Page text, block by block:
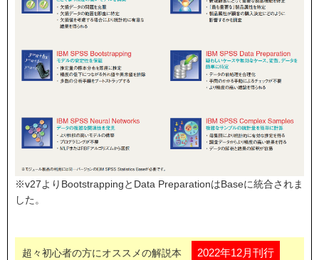
※v27よりBootstrappingとData PreparationはBaseに統合されま
した。
超々初心者の方にオススメの解説本 2022年12月刊行